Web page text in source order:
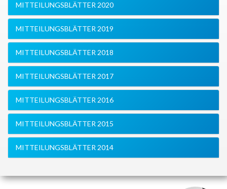
MITTEILUNGSBLÄTTER 2020
MITTEILUNGSBLÄTTER 2019
MITTEILUNGSBLÄTTER 2018
MITTEILUNGSBLÄTTER 2017
MITTEILUNGSBLÄTTER 2016
MITTEILUNGSBLÄTTER 2015
MITTEILUNGSBLÄTTER 2014